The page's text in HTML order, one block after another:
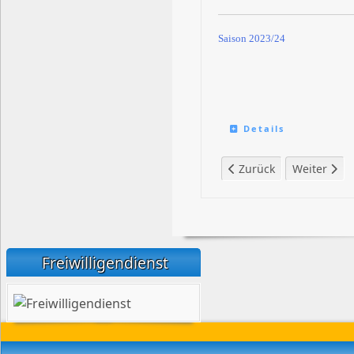
Freiwilligendienst
Saison 2023/24
Details
Vorheriger Beitrag:
Zurück Nächster
Weiter